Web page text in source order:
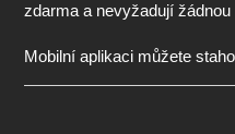
zdarma a nevyžadují žádnou
Mobilní aplikaci můžete